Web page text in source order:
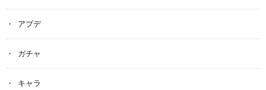
アプデ
ガチャ
キャラ